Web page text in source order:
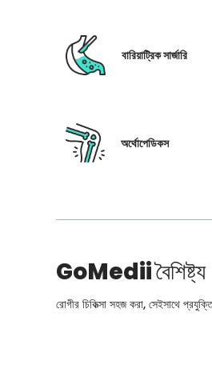
বারিয়াট্রিক সার্জারি
অর্থোপেডিকস
GoMediiবৈশিষ্ট্য
রোগীর চিকিত্সা সহজ করা, সেইসাথে